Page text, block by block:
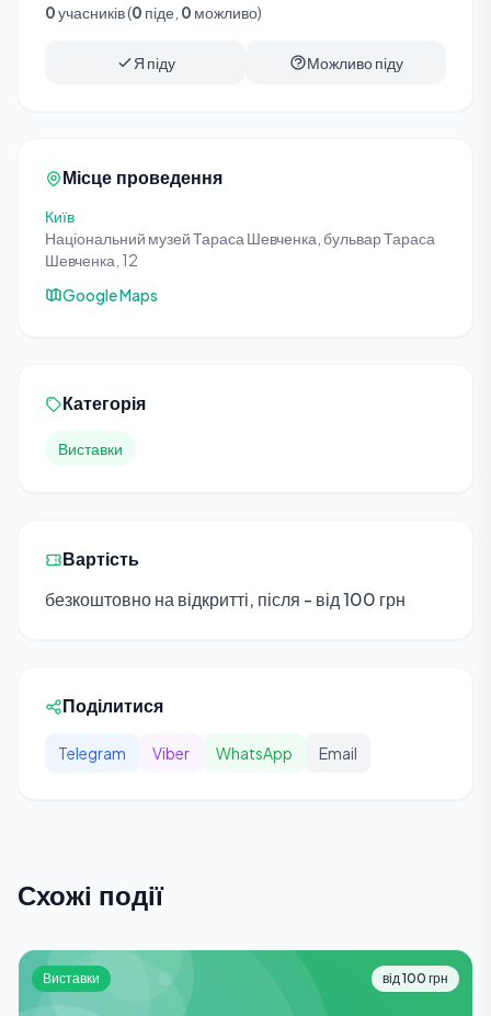
0учасників (0 піде, 0 можливо)
Я піду Можливо піду
Місце проведення
Київ
Національний музей Тараса Шевченка, бульвар Тараса
Шевченка, 12
Google Maps
Категорія
Виставки
Вартість
безкоштовно на відкритті, після - від 100 грн
Поділитися
Telegram Viber WhatsApp Email
Схожі події
Виставки від 100 грн